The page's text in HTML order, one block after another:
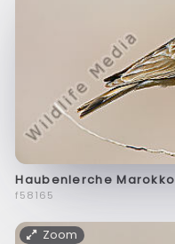
Haubenlerche Marokko
f58165
Zoom